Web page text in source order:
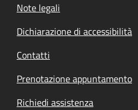
Note legali
Dichiarazione di accessibilità
Contatti
Prenotazione appuntamento
Richiedi assistenza